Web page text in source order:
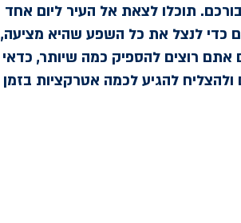
תוכלו לצאת אל העיר ליום אחד
כדי לנצל את כל השפע שהיא מציעה,
רוצים להספיק כמה שיותר, כדאי
ולהצליח להגיע לכמה אטרקציות בזמן